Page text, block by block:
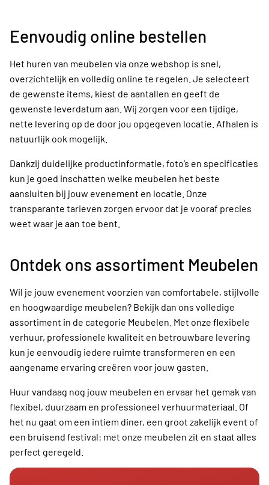
Eenvoudig online bestellen
Het huren van meubelen via onze webshop is snel,
overzichtelijk en volledig online te regelen. Je selecteert
de gewenste items, kiest de aantallen en geeft de
gewenste leverdatum aan. Wij zorgen voor een tijdige,
nette levering op de door jou opgegeven locatie. Afhalen is
natuurlijk ook mogelijk.
Dankzij duidelijke productinformatie, foto’s en specificaties
kun je goed inschatten welke meubelen het beste
aansluiten bij jouw evenement en locatie. Onze
transparante tarieven zorgen ervoor dat je vooraf precies
weet waar je aan toe bent.
Ontdek ons assortiment Meubelen
Wil je jouw evenement voorzien van comfortabele, stijlvolle
en hoogwaardige meubelen? Bekijk dan ons volledige
assortiment in de categorie Meubelen. Met onze flexibele
verhuur, professionele kwaliteit en betrouwbare levering
kun je eenvoudig iedere ruimte transformeren en een
aangename ervaring creëren voor jouw gasten.
Huur vandaag nog jouw meubelen en ervaar het gemak van
flexibel, duurzaam en professioneel verhuurmateriaal. Of
het nu gaat om een intiem diner, een groot zakelijk event of
een bruisend festival: met onze meubelen zit en staat alles
perfect geregeld.